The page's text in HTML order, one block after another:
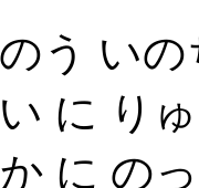
のう い
に り
に の